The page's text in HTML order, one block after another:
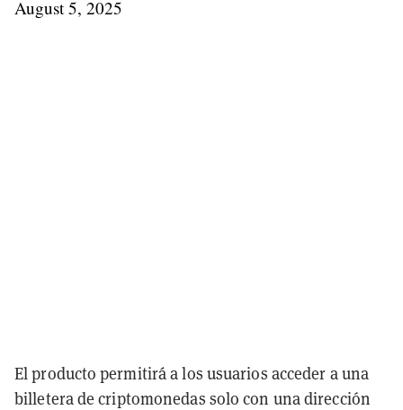
August 5, 2025
El producto permitirá a los usuarios acceder a una
billetera de criptomonedas solo con una dirección